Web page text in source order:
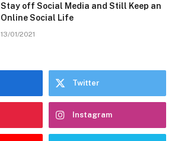
Stay off Social Media and Still Keep an
Online Social Life
13/01/2021
Twitter
Instagram